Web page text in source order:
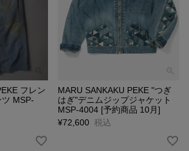
フレン
MSP-
MARU SANKAKU PEKE "つぎ
はぎ"デニムジップジャケット
MSP-4004 [予約商品 10月]
¥72,600 税込